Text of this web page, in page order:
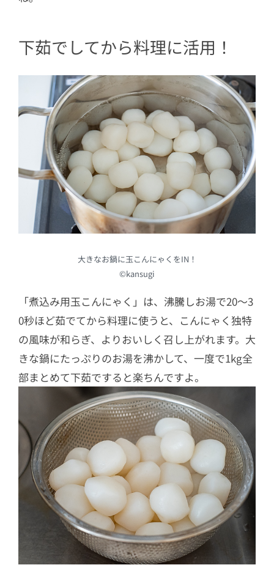
下茹でしてから料理に活用！
大きなお鍋に玉こんにゃくをIN！
©kansugi
「煮込み用玉こんにゃく」は、沸騰しお湯で20〜3
0秒ほど茹でてから料理に使うと、こんにゃく独特
の風味が和らぎ、よりおいしく召し上がれます。大
きな鍋にたっぷりのお湯を沸かして、一度で1kg全
部まとめて下茹ですると楽ちんですよ。